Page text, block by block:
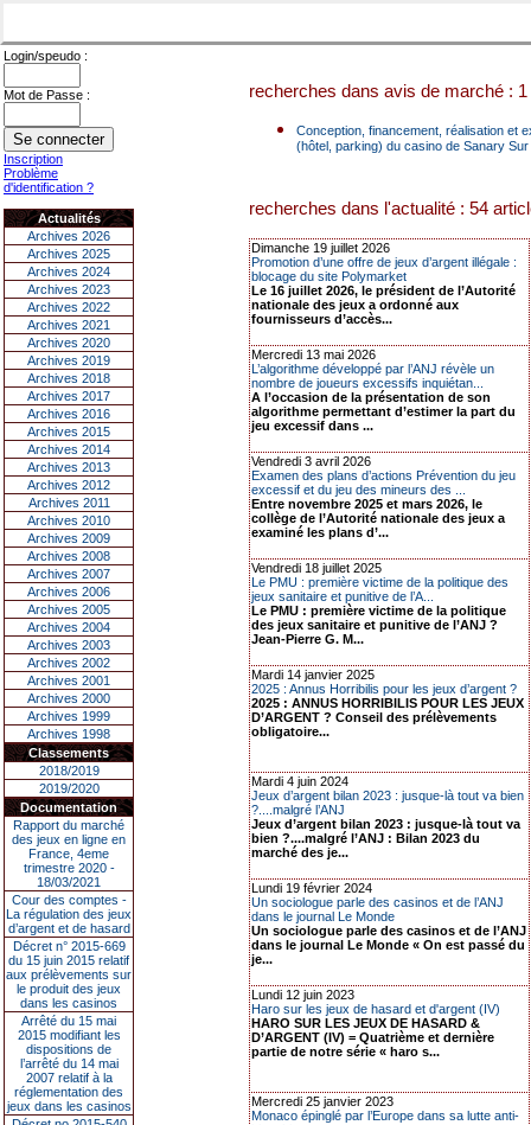
Login/speudo :
Mot de Passe :
Inscription
Problème
d'identification ?
Actualités
Archives 2026
Archives 2025
Archives 2024
Archives 2023
Archives 2022
Archives 2021
Archives 2020
Archives 2019
Archives 2018
Archives 2017
Archives 2016
Archives 2015
Archives 2014
Archives 2013
Archives 2012
Archives 2011
Archives 2010
Archives 2009
Archives 2008
Archives 2007
Archives 2006
Archives 2005
Archives 2004
Archives 2003
Archives 2002
Archives 2001
Archives 2000
Archives 1999
Archives 1998
Classements
2018/2019
2019/2020
Documentation
Rapport du marché
des jeux en ligne en
France, 4eme
trimestre 2020 -
18/03/2021
Cour des comptes -
La régulation des jeux
d’argent et de hasard
Décret n° 2015-669
du 15 juin 2015 relatif
aux prélèvements sur
le produit des jeux
dans les casinos
Arrêté du 15 mai
2015 modifiant les
dispositions de
l’arrêté du 14 mai
2007 relatif à la
réglementation des
jeux dans les casinos
recherches dans avis de marché :
Conception, financement, réalisation et
(hôtel, parking) du casino de Sanary
recherches dans l'actualité : 54
Dimanche 19 juillet 2026
Promotion d’une offre de jeux d’argent illégale :
blocage du site Polymarket
Le 16 juillet 2026, le président de l’Autorité
nationale des jeux a ordonné aux
fournisseurs d’accès...
Mercredi 13 mai 2026
L’algorithme développé par l’ANJ révèle un
nombre de joueurs excessifs inquiétan...
A l’occasion de la présentation de son
algorithme permettant d’estimer la part du
jeu excessif dans ...
Vendredi 3 avril 2026
Examen des plans d’actions Prévention du jeu
excessif et du jeu des mineurs des ...
Entre novembre 2025 et mars 2026, le
collège de l’Autorité nationale des jeux a
examiné les plans d’...
Vendredi 18 juillet 2025
Le PMU : première victime de la politique des
jeux sanitaire et punitive de l’A...
Le PMU : première victime de la politique
des jeux sanitaire et punitive de l’ANJ ?
Jean-Pierre G. M...
Mardi 14 janvier 2025
2025 : Annus Horribilis pour les jeux d’argent ?
2025 : ANNUS HORRIBILIS POUR LES JEUX
D’ARGENT ? Conseil des prélèvements
obligatoire...
Mardi 4 juin 2024
Jeux d’argent bilan 2023 : jusque-là tout va bien
?....malgré l’ANJ
Jeux d’argent bilan 2023 : jusque-là tout va
bien ?....malgré l’ANJ : Bilan 2023 du
marché des je...
Lundi 19 février 2024
Un sociologue parle des casinos et de l’ANJ
dans le journal Le Monde
Un sociologue parle des casinos et de l’ANJ
dans le journal Le Monde « On est passé du
je...
Lundi 12 juin 2023
Haro sur les jeux de hasard et d'argent (IV)
HARO SUR LES JEUX DE HASARD &
D’ARGENT (IV) = Quatrième et dernière
partie de notre série « haro s...
Mercredi 25 janvier 2023
Monaco épinglé par l’Europe dans sa lutte anti-